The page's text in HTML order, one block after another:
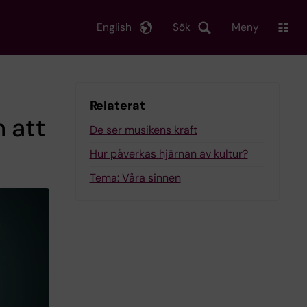
Sök
English Meny
att
Relaterat
De ser musikens kraft
Hur påverkas hjärnan av kultur?
Tema: Våra sinnen